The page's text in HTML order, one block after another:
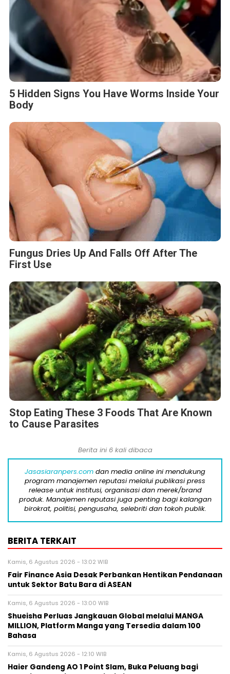
5 Hidden Signs You Have Worms Inside Your
Body
Fungus Dries Up And Falls Off After The
First Use
Stop Eating These 3 Foods That Are Known
to Cause Parasites
Berita ini 6 kali dibaca
Jasasiaranpers.com dan media online ini mendukung
program manajemen reputasi melalui publikasi press
release untuk institusi, organisasi dan merek/brand
produk. Manajemen reputasi juga penting bagi kalangan
birokrat, politisi, pengusaha, selebriti dan tokoh publik.
BERITA TERKAIT
Kamis, 6 Agustus 2026 - 13:02 WIB
Fair Finance Asia Desak Perbankan Hentikan Pendanaan
untuk Sektor Batu Bara di ASEAN
Kamis, 6 Agustus 2026 - 13:00 WIB
Shueisha Perluas Jangkauan Global melalui MANGA
MILLION, Platform Manga yang Tersedia dalam 100
Bahasa
Kamis, 6 Agustus 2026 - 12:10 WIB
Haier Gandeng AO 1 Point Slam, Buka Peluang bagi